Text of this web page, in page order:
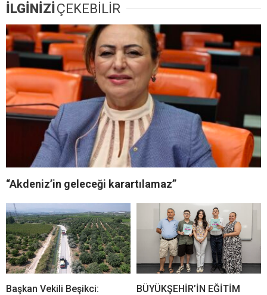
İLGİNİZİÇEKEBİLİR
“Akdeniz’in geleceği karartılamaz”
Başkan Vekili Beşikci:
BÜYÜKŞEHİR’İN EĞİTİM